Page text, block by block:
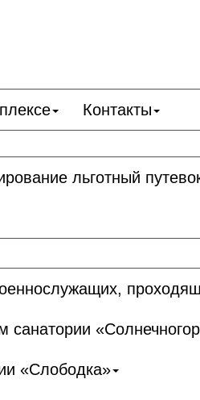
Контакты
льготный
санатории
«Слободка»